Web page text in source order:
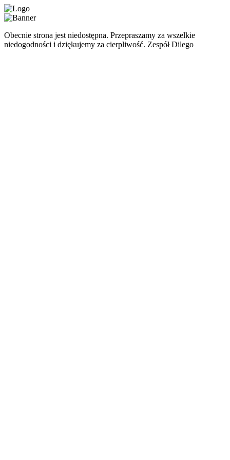
Obecnie strona jest niedostępna. Przepraszamy za wszelkie
niedogodności i dziękujemy za cierpliwość. Zespół Dilego